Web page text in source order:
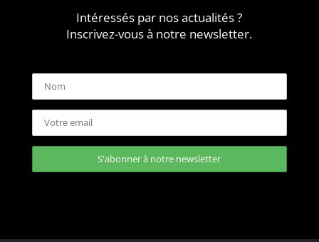
Intéressés par nos actualités ?
Inscrivez-vous à notre newsletter.